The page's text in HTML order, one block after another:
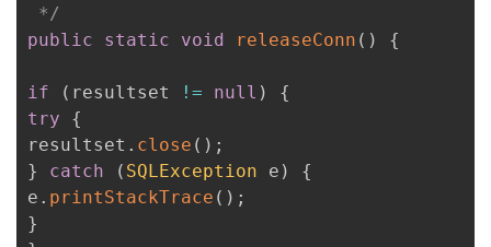
*/
public
static void releaseConn ( ) {
if ( resultset != null )
{
try
{
resultset . close ( ) ;
}
catch ( SQLException e )
{
e . printStackTrace ( ) ;
}